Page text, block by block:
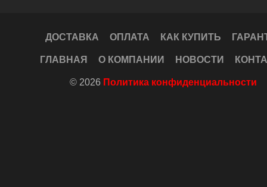
ДОСТАВКА ОПЛАТА КАК КУПИТЬ
ГЛАВНАЯ О КОМПАНИИ НОВОСТИ
© 2026 Политика конфиденциальности